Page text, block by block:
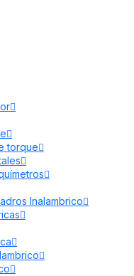
torque
Inalambrico